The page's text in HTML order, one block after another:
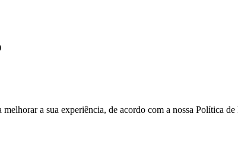
a sua experiência, de acordo com a nossa Política